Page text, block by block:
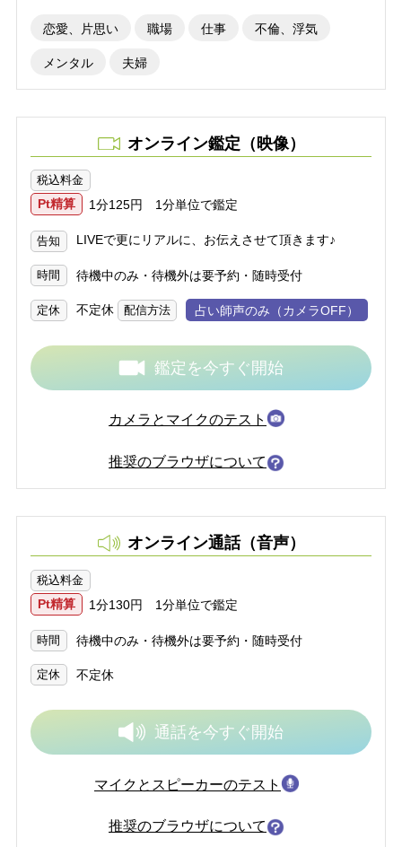
恋愛、片思い 職場 仕事 不倫、浮気
メンタル 夫婦
オンライン鑑定（映像）
税込料金
Pt精算 1分125円 1分単位で鑑定
告知 LIVEで更にリアルに、お伝えさせて頂きます♪
時間 待機中のみ・待機外は要予約・随時受付
定休 不定休 配信方法 占い師声のみ（カメラOFF）
鑑定を今すぐ開始
カメラとマイクのテスト
推奨のブラウザについて
オンライン通話（音声）
税込料金
Pt精算 1分130円 1分単位で鑑定
時間 待機中のみ・待機外は要予約・随時受付
定休 不定休
通話を今すぐ開始
マイクとスピーカーのテスト
推奨のブラウザについて